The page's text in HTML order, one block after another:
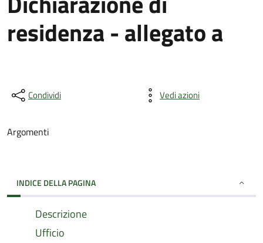
residenza - allegato a
Condividi Vedi azioni
Argomenti
INDICE DELLA PAGINA
Descrizione
Ufficio